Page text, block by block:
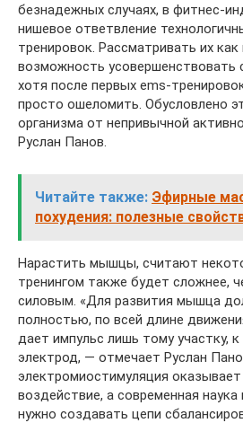
безнадежных случаях, в фитнес-
нишевое ответвление
тренировок. Рассматривать их
возможность усовершенствовать
хотя после первых ems-
просто ошеломить. Обусловлено
организма от непривычной
Руслан Панов.
Читайте также: Эфирные
похудения: полезные
Нарастить мышцы, считают
тренингом также будет сложнее,
силовым. «Для развития мышца
полностью, по всей длине
дает импульс лишь тому участку,
электрод, — отмечает Руслан
электромиостимуляция
воздействие, а современная
нужно создавать цепи